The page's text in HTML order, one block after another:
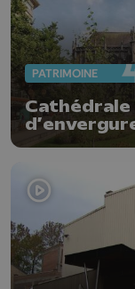
PATRIMOINE